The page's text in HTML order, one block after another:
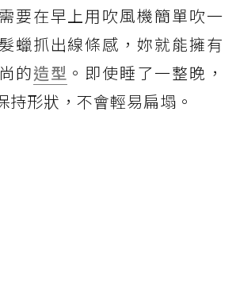
要在早上用吹風機簡單吹一
蠟抓出線條感，妳就能擁有
的造型 。即使睡了一整晚，
持形狀，不會輕易扁塌。